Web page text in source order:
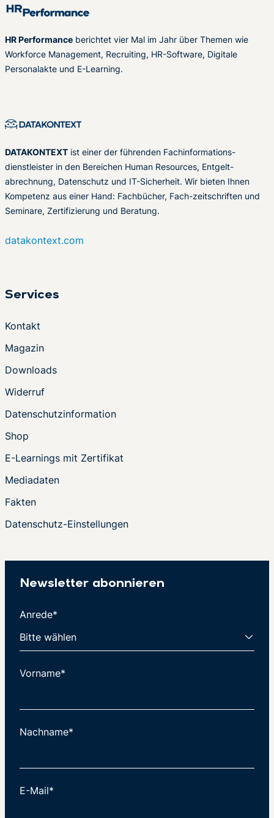
HR Performance berichtet vier Mal im Jahr über Themen wie
Workforce Management, Recruiting, HR-Software, Digitale
Personalakte und E-Learning.
DATAKONTEXT ist einer der führenden Fachinformations-
dienstleister in den Bereichen Human Resources, Entgelt-
abrechnung, Datenschutz und IT-Sicherheit. Wir bieten Ihnen
Kompetenz aus einer Hand: Fachbücher, Fach-zeitschriften und
Seminare, Zertifizierung und Beratung.
datakontext.com
Services
Kontakt
Magazin
Downloads
Widerruf
Datenschutzinformation
Shop
E-Learnings mit Zertifikat
Mediadaten
Fakten
Datenschutz-Einstellungen
Newsletter abonnieren
Anrede*
Vorname*
Nachname*
E-Mail*